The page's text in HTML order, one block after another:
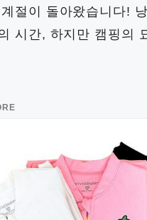
절이 돌아왔습니다!
시간, 하지만 캠핑의